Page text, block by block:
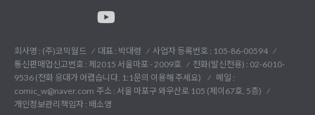
회사명 : (주)코믹월드 대표 : 박대령
사업자 등록번호 : 105-86-00594
통신판매업신고번호 : 제2015 서울마포 - 2009호
전화(발신전용) : 02-6010-
9536 (전화 응대가 어렵습니다. 1:1문의 이용해 주세요)
메일 :
comic_w@naver.com 주소 : 서울 마포구 와우산로 105 (제이67호, 5층)
개인정보관리책임자 : 배소영